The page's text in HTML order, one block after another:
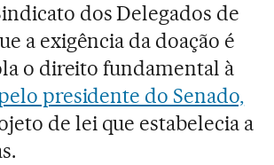
dos Delegados de
a exigência da doação é
o direito fundamental à
presidente do Senado,
de lei que estabelecia a